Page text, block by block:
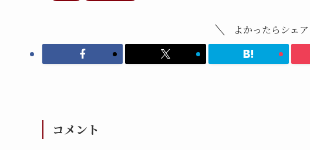
よかったらシェア
コメント